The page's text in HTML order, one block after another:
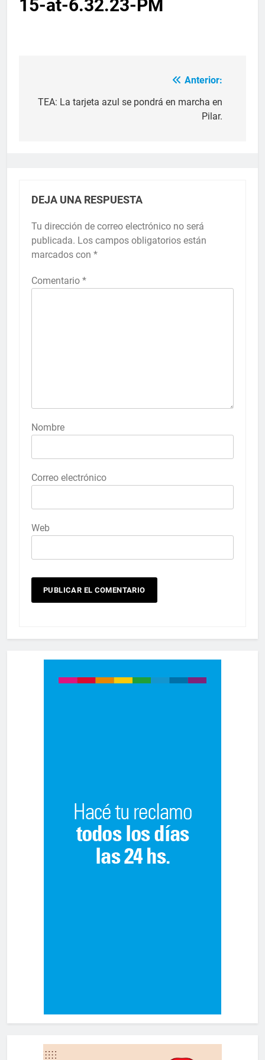
15-at-6.32.23-PM
Anterior:
TEA: La tarjeta azul se pondrá en marcha en
Pilar.
DEJA UNA RESPUESTA
Tu dirección de correo electrónico no será
publicada. Los campos obligatorios están
marcados con *
Comentario *
Nombre
Correo electrónico
Web